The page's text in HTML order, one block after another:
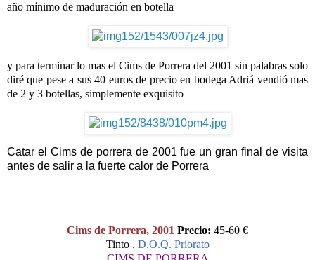
año mínimo de maduración en botella
y para terminar lo mas el Cims de Porrera del 2001 sin palabras solo
diré que pese a sus 40 euros de precio en bodega Adriá vendió mas
de 2 y 3 botellas, simplemente exquisito
Catar el Cims de porrera de 2001 fue un gran final de visita
antes de salir a la fuerte calor de Porrera
Cims de Porrera, 2001 Precio: 45-60 €
Tinto , D.O.Q. Priorato